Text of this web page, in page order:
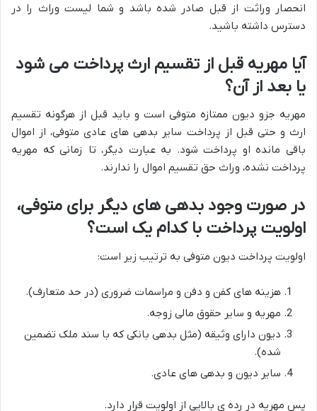
انحصار وراثت از قبل صادر شده باشد و شما لیست وراث را در
دسترس داشته باشید.
آیا مهریه قبل از تقسیم ارث پرداخت می شود
یا بعد از آن؟
مهریه جزو دیون ممتازه متوفی است و باید قبل از هرگونه تقسیم
ارث و حتی قبل از پرداخت سایر بدهی های عادی متوفی، از اموال
باقی مانده او پرداخت شود. به عبارت دیگر، تا زمانی که مهریه
پرداخت نشده، وراث حق تقسیم اموال را ندارند.
در صورت وجود بدهی های دیگر برای متوفی،
اولویت پرداخت با کدام یک است؟
اولویت پرداخت دیون متوفی به ترتیب زیر است:
هزینه های کفن و دفن و مراسمات ضروری (در حد متعارف).
مهریه و سایر حقوق مالی زوجه.
دیون دارای وثیقه (مثل بدهی بانکی که با سند ملک تضمین
شده).
سایر دیون و بدهی های عادی.
پس مهریه در رده ی بالایی از اولویت قرار دارد.